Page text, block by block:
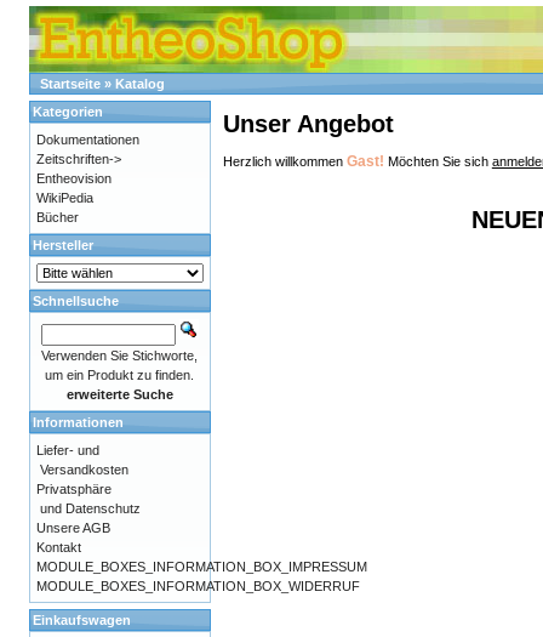
Startseite» Katalog
Unser Angebot
Herzlich willkommen Gast! Möchten Sie sich
Kategorien
Dokumentationen
Zeitschriften->
Entheovision
WikiPedia
Bücher
Hersteller
Schnellsuche
Verwenden Sie Stichworte,
um ein Produkt zu finden.
erweiterte Suche
Informationen
Liefer- und
Versandkosten
Privatsphäre
und Datenschutz
Unsere AGB
Kontakt
MODULE_BOXES_INFORMATION_BOX_IMPRESSUM
MODULE_BOXES_INFORMATION_BOX_WIDERRUF
Einkaufswagen